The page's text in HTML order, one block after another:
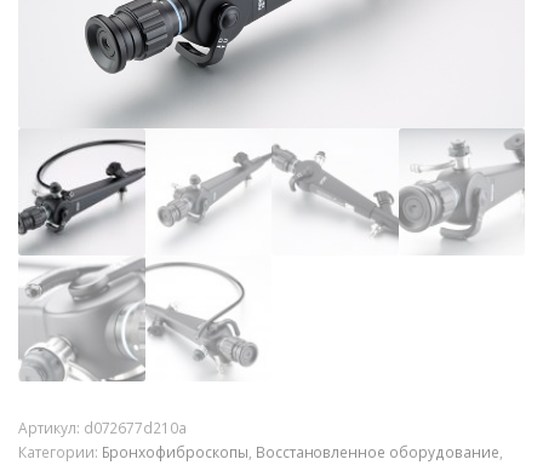
Артикул: d072677d210a
Категории: Бронхофиброскопы, Восстановленное оборудование,